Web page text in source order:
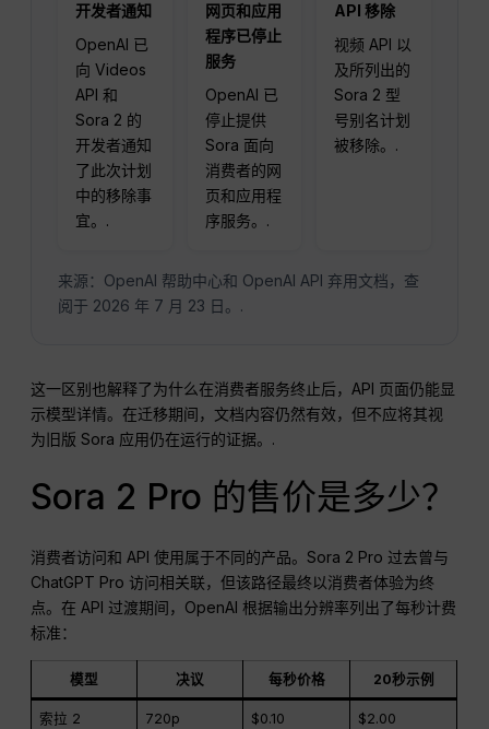
开发者通知
OpenAI 已
向 Videos
API 和
Sora 2 的
开发者通知
了此次计划
中的移除事
宜。.
网页和应用
程序已停止
服务
OpenAI 已
停止提供
Sora 面向
消费者的网
页和应用程
序服务。.
API 移除
视频 API 以
及所列出的
Sora 2 型
号别名计划
被移除。.
来源：OpenAI 帮助中心和 OpenAI API 弃用文档，查
阅于 2026 年 7 月 23 日。.
这一区别也解释了为什么在消费者服务终止后，API 页面仍能显
示模型详情。在迁移期间，文档内容仍然有效，但不应将其视
为旧版 Sora 应用仍在运行的证据。.
Sora 2 Pro 的售价是多少？
消费者访问和 API 使用属于不同的产品。Sora 2 Pro 过去曾与
ChatGPT Pro 访问相关联，但该路径最终以消费者体验为终
点。在 API 过渡期间，OpenAI 根据输出分辨率列出了每秒计费
标准：
模型 决议 每秒价格 20秒示例
索拉 2 720p $0.10 $2.00